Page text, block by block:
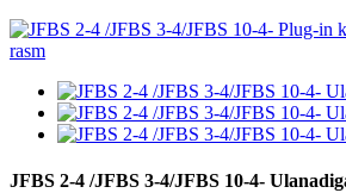
JFBS 2-4 /JFBS 3-4/JFBS 10-4-